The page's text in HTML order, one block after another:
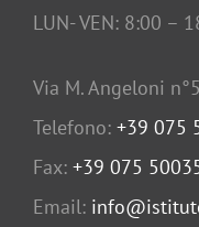
LUN- VEN: 8:00 –
Via M. Angeloni
Telefono: +39 075
Fax: +39 075
Email: